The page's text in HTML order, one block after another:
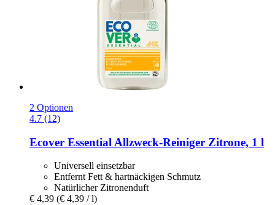
2 Optionen
4.7 (12)
Ecover Essential Allzweck-​Reiniger Zitrone, 1 l
Universell einsetzbar
Entfernt Fett & hartnäckigen Schmutz
Natürlicher Zitronenduft
€ 4,39 (€ 4,39 / l)